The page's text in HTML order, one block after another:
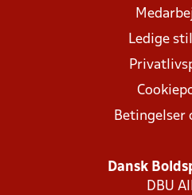
Ledige
Betingelser
Dansk
DBU